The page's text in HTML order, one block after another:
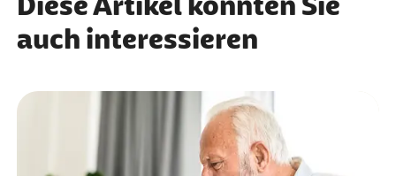
auch interessieren